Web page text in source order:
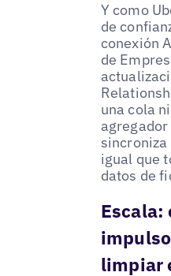
Y como
de
conexión
de
una cola
agregador
igual que
datos de
Escala:
limpiar